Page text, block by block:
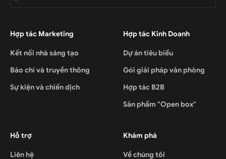
Hợp tác Marketing
Kết nối nhà sáng tạo
Báo chí và truyền thông
Sự kiện và chiến dịch
Hợp tác Kinh Doanh
Dự án tiêu biểu
Gói giải pháp văn phòng
Hợp tác B2B
Sản phẩm "Open box"
Hỗ trợ
Liên hệ
Khám phá
Về chúng tôi